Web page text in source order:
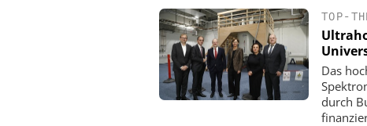
TOP-
Das
durch